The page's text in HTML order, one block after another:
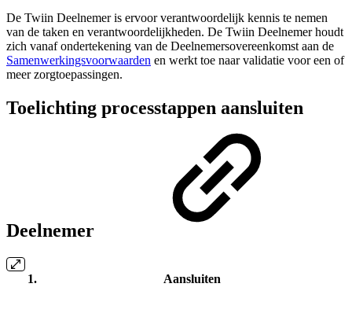
De Twiin Deelnemer is ervoor verantwoordelijk kennis te nemen
van de taken en verantwoordelijkheden. De Twiin Deelnemer houdt
zich vanaf ondertekening van de Deelnemersovereenkomst aan de
Samenwerkingsvoorwaarden en werkt toe naar validatie voor een of
meer zorgtoepassingen.
Toelichting processtappen aansluiten
Deelnemer
Aansluiten